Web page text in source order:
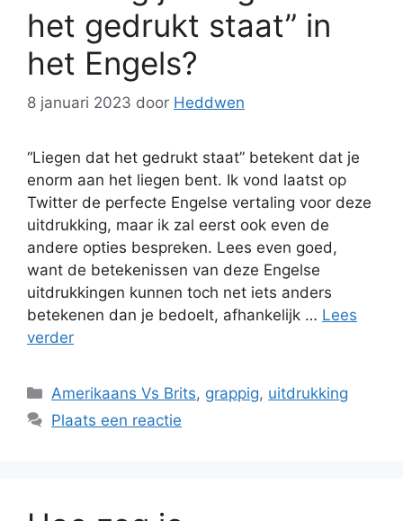
het gedrukt staat” in
het Engels?
8 januari 2023 door Heddwen
“Liegen dat het gedrukt staat” betekent dat je
enorm aan het liegen bent. Ik vond laatst op
Twitter de perfecte Engelse vertaling voor deze
uitdrukking, maar ik zal eerst ook even de
andere opties bespreken. Lees even goed,
want de betekenissen van deze Engelse
uitdrukkingen kunnen toch net iets anders
betekenen dan je bedoelt, afhankelijk … Lees
verder
Categorieën
Amerikaans Vs Brits, grappig, uitdrukking
Plaats een reactie